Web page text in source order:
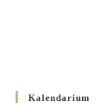
Kalendarium